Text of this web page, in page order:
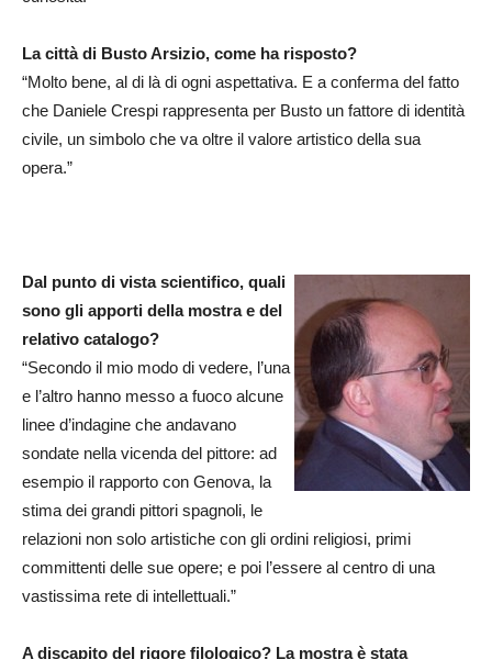
La città di Busto Arsizio, come ha risposto?
“Molto bene, al di là di ogni aspettativa. E a conferma del fatto
che Daniele Crespi rappresenta per Busto un fattore di identità
civile, un simbolo che va oltre il valore artistico della sua
opera.”
Dal punto di vista scientifico, quali
sono gli apporti della mostra e del
relativo catalogo?
“Secondo il mio modo di vedere, l’una
e l’altro hanno messo a fuoco alcune
linee d’indagine che andavano
sondate nella vicenda del pittore: ad
esempio il rapporto con Genova, la
stima dei grandi pittori spagnoli, le
relazioni non solo artistiche con gli ordini religiosi, primi
committenti delle sue opere; e poi l’essere al centro di una
vastissima rete di intellettuali.”
A discapito del rigore filologico? La mostra è stata